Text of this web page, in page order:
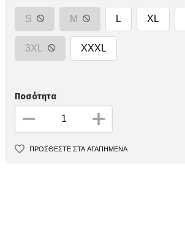
S M L XL
3XL XXXL
Ποσότητα
ΠΡΟΣΘΕΣΤΕ ΣΤΑ ΑΓΑΠΗΜΕΝΑ